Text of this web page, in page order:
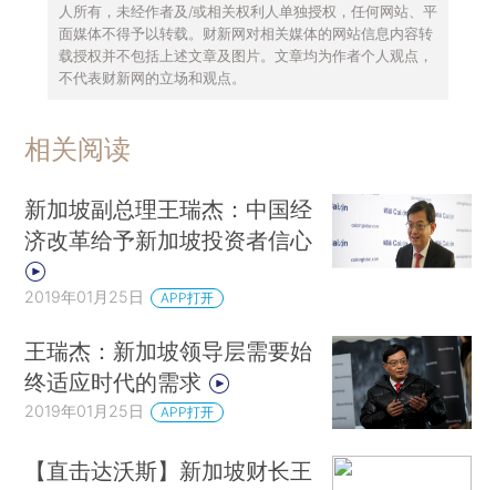
人所有，未经作者及/或相关权利人单独授权，任何网站、平
面媒体不得予以转载。财新网对相关媒体的网站信息内容转
载授权并不包括上述文章及图片。文章均为作者个人观点，
不代表财新网的立场和观点。
相关阅读
新加坡副总理王瑞杰：中国经
济改革给予新加坡投资者信心
2019年01月25日 APP打开
王瑞杰：新加坡领导层需要始
终适应时代的需求
2019年01月25日 APP打开
【直击达沃斯】新加坡财长王